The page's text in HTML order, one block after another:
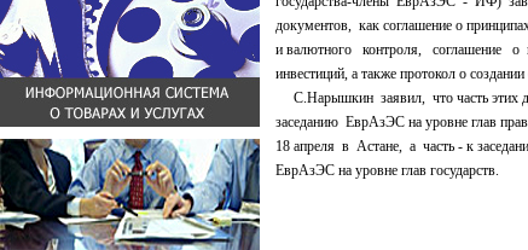
документов, как соглашение о
и валютного контроля, соглашение
инвестиций, а также протокол о
С.Нарышкин заявил, что часть этих
заседанию ЕврАзЭС на уровне глав
18 апреля в Астане, а часть - к
ЕврАзЭС на уровне глав государств.